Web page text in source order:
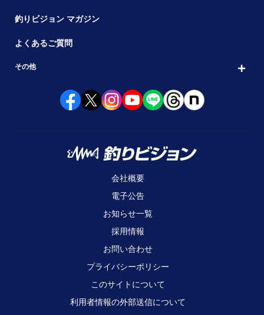
釣りビジョン マガジン
よくあるご質問
その他
会社概要
電子公告
お知らせ一覧
採用情報
お問い合わせ
プライバシーポリシー
このサイトについて
利用者情報の外部送信について